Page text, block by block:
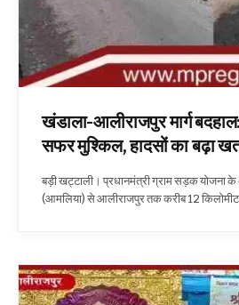
खंडाला-आलीराजपुर मार्ग
सफर मुश्किल, हादसों का बढ़ा
बड़ी खट्टाली। प्रधानमंत्री ग्राम सड़क योजना के
(आमलिया) से आलीराजपुर तक करीब 12